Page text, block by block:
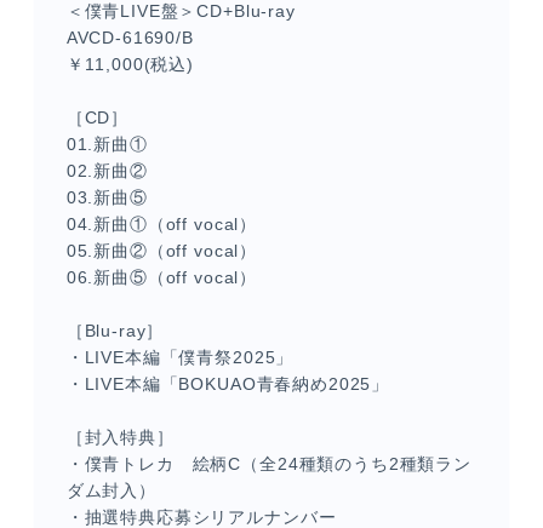
＜僕青LIVE盤＞CD+Blu-ray
AVCD-61690/B
￥11,000(税込)
［CD］
01.新曲①
02.新曲②
03.新曲⑤
04.新曲①（off vocal）
05.新曲②（off vocal）
06.新曲⑤（off vocal）
［Blu-ray］
・LIVE本編「僕青祭2025」
・LIVE本編「BOKUAO青春納め2025」
［封入特典］
・僕青トレカ 絵柄C（全24種類のうち2種類ラン
ダム封入）
・抽選特典応募シリアルナンバー